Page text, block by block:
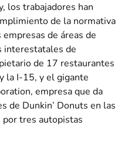
los trabajadores han
de la normativa
de áreas de
interestatales de
de 17 restaurantes
la I-15, y el gigante
empresa que da
de Dunkin’ Donuts en las
por tres autopistas